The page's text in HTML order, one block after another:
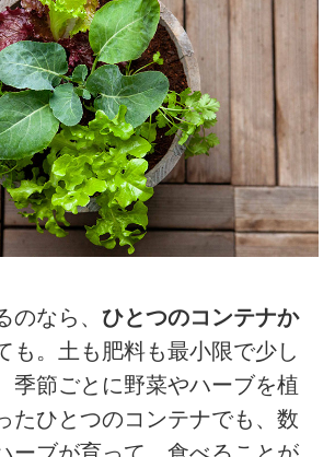
のなら、 ひとつのコンテナか
も。土も肥料も最小限で少し
季節ごとに野菜やハーブを植
たひとつのコンテナでも、数
ーブが育って、食べることが